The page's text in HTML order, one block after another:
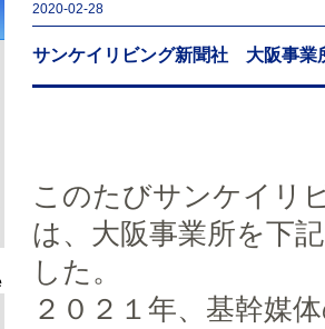
2020-02-28
サンケイリビング新聞社 大阪事業
このたびサンケイリ
は、大阪事業所を下
した。
２０２１年、基幹媒